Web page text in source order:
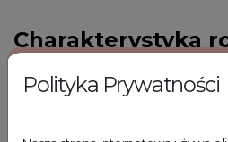
Polityka Prywatności
Charakterystyka
Termin kwitnienia:V-VII